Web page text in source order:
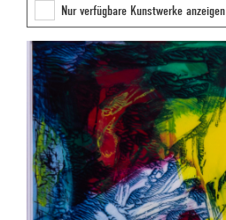
Nur verfügbare Kunstwerke anzeigen